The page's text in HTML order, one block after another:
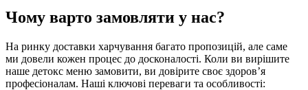
Чому варто замовляти у нас?
На ринку доставки харчування багато пропозицій, але саме
ми довели кожен процес до досконалості. Коли ви вирішите
наше детокс меню замовити, ви довірите своє здоров’я
професіоналам. Наші ключові переваги та особливості: